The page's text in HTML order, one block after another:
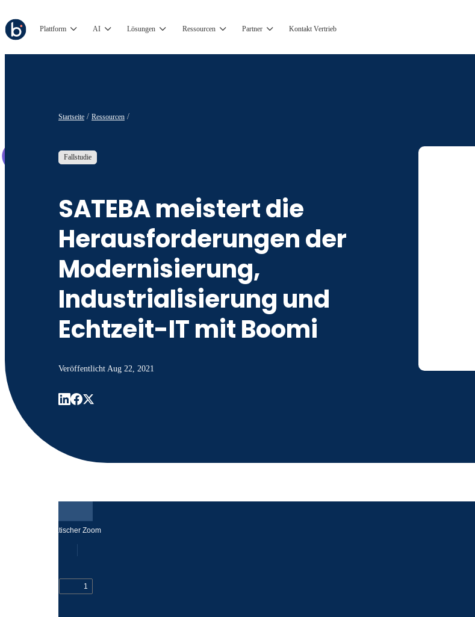
Plattform AI Lösungen Ressourcen Partner Kontakt Vertrieb
Startseite Ressourcen
Fallstudie
SATEBA meistert die
Herausforderungen der
Modernisierung,
Industrialisierung und
Echtzeit-IT mit Boomi
Veröffentlicht Aug 22, 2021